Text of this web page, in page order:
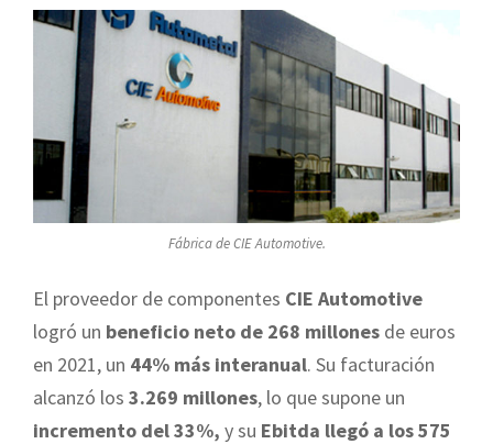
Fábrica de CIE Automotive.
El proveedor de componentes CIE Automotive
logró un beneficio neto de 268 millones de euros
en 2021, un 44% más interanual. Su facturación
alcanzó los 3.269 millones, lo que supone un
incremento del 33%, y su Ebitda llegó a los 575